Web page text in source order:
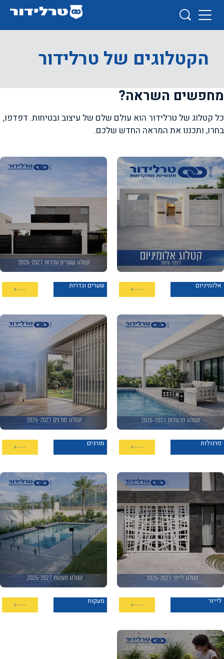
הקטלוגים של טרלידור
מחפשים השראה?
כל קטלוג של טרלידור הוא עולם שלם של עיצוב ובטיחות. דפדפו,
בחרו, ותכננו את המראה החדש שלכם.
אלומיניום שערים וגדרות
פרגולות סורגים
לייזר מעקות